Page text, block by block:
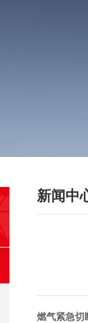
新闻中
燃气紧急切